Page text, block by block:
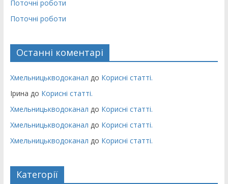
Поточні роботи
Поточні роботи
Останні коментарі
Хмельницькводоканал до Корисні статті.
Ірина до Корисні статті.
Хмельницькводоканал до Корисні статті.
Хмельницькводоканал до Корисні статті.
Хмельницькводоканал до Корисні статті.
Категорії